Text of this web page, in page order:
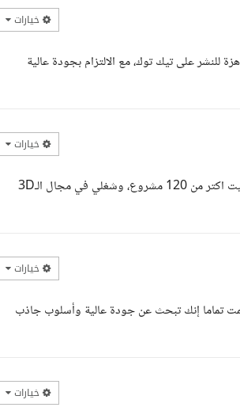
خيارات
للنشر على تيك توك، مع الالتزام بجودة عالية
خيارات
صباح الخير استاذ نافل أنا مينا مونتير بخبرة اكتر من سنتين ونص في السوق المحلي و انهيت اكتر من 120 مشروع، وشغلي في مجال الـ3D
خيارات
تماما إنك تبحث عن جودة عالية وأسلوب جاذب
خيارات